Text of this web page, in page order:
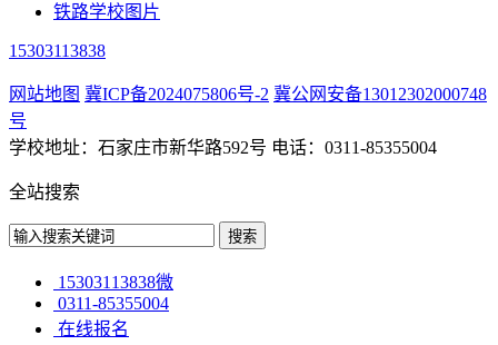
铁路学校图片
15303113838
网站地图 冀ICP备2024075806号-2 冀公网安备13012302000748
号
学校地址：石家庄市新华路592号 电话：0311-85355004
全站搜索
15303113838微
0311-85355004
在线报名